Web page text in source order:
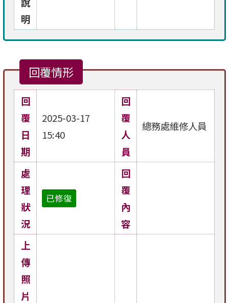
明
回覆情形
回
覆
日
期
2025-03-17
15:40
回
覆
人
員
總務處維修人員
處
理
狀
況
已修復
回
覆
內
容
上
傳
照
片